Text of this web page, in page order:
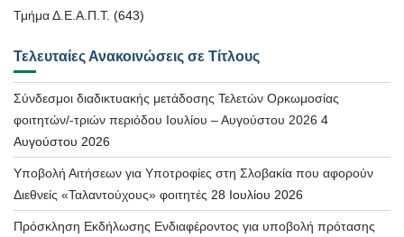
Τμήμα Δ.Ε.Α.Π.Τ. (643)
Τελευταίες Ανακοινώσεις σε Τίτλους
Σύνδεσμοι διαδικτυακής μετάδοσης Τελετών Ορκωμοσίας
φοιτητών/-τριών περιόδου Ιουλίου – Αυγούστου 2026 4
Αυγούστου 2026
Υποβολή Αιτήσεων για Υποτροφίες στη Σλοβακία που αφορούν
Διεθνείς «Ταλαντούχους» φοιτητές 28 Ιουλίου 2026
Πρόσκληση Εκδήλωσης Ενδιαφέροντος για υποβολή πρότασης